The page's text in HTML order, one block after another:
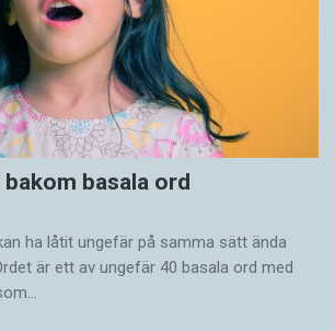
basala ord
ha låtit ungefär på samma sätt ända
är ett av ungefär 40 basala ord med